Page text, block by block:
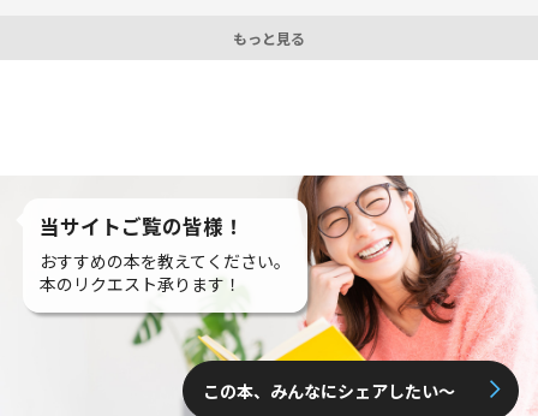
もっと見る
当サイトご覧の皆様！
おすすめの本を教えてください。
本のリクエスト承ります！
この本、みんなにシェアしたい〜